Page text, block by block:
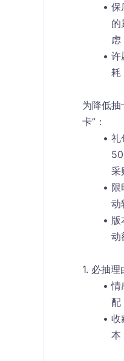
保
的
虑
许
耗
为降低
卡”：​
礼
采
限
动
版
动
1. 必抽理
情
配
收
本